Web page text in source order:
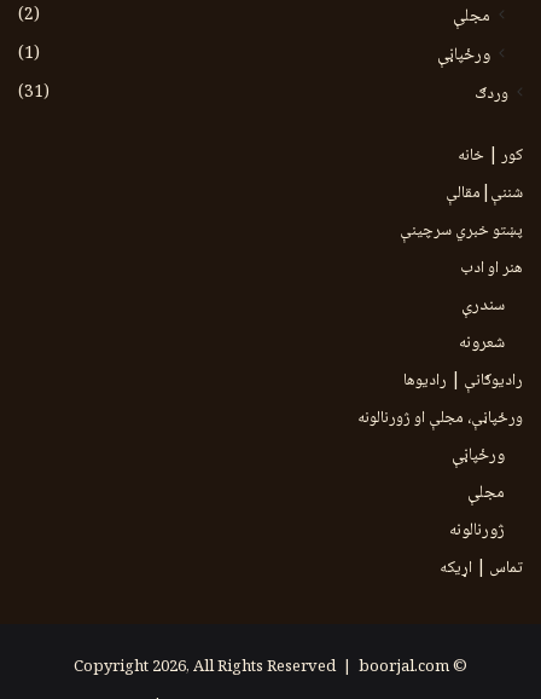
مجلې
(2)
ورځپاڼې
(1)
وردګ
(31)
کور | خانه
شننې|مقالې
پښتو خبري سرچينې
هنر او ادب
سندرې
شعرونه
رادیوګانې | رادیوها
ورځپاڼې، مجلې او ژورنالونه
ورځپاڼې
مجلې
ژورنالونه
تماس | اړیکه
© Copyright 2026, All Rights Reserved |
boorjal.com